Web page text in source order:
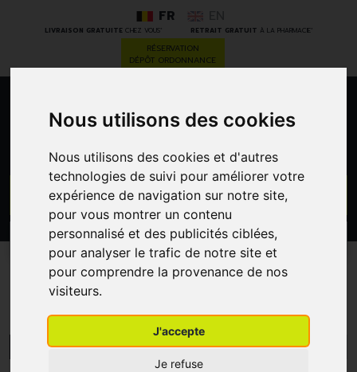
Nous utilisons des cookies
Nous utilisons des cookies et d'autres
technologies de suivi pour améliorer votre
expérience de navigation sur notre site,
pour vous montrer un contenu
personnalisé et des publicités ciblées,
pour analyser le trafic de notre site et
pour comprendre la provenance de nos
visiteurs.
J'accepte
Je refuse
LIVRAISON GRATUITECHEZ VOUS* RETRAIT GRATUIT À LA PHARMACIE *
FR
RÉSERVATION
DÉPÔT ORDONNANCE
CATÉGORIES PROMOS
Ipansyl
MENU/FILTRES